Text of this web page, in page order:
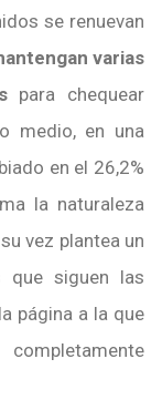
se renuevan
varias
para chequear
medio, en una
en el 26,2%
la naturaleza
vez plantea un
que siguen las
página a la que